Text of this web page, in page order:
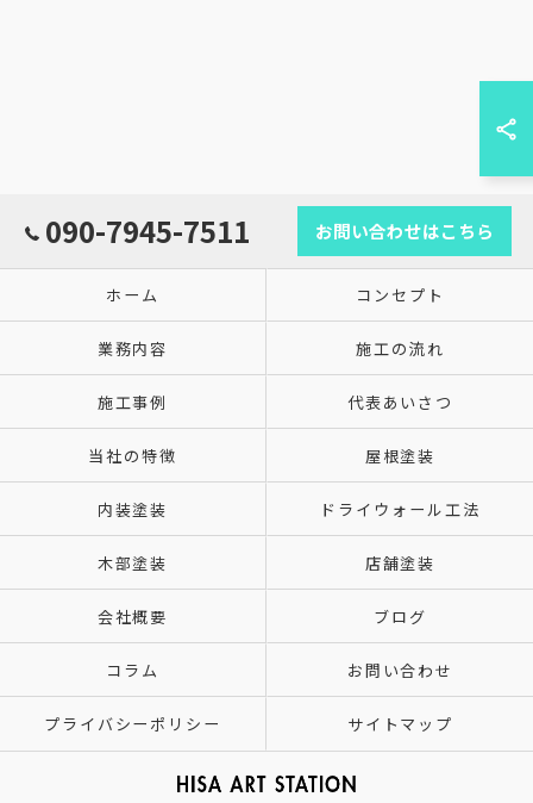
090-7945-7511 お問い合わせはこちら
ホーム コンセプト
業務内容 施工の流れ
施工事例 代表あいさつ
当社の特徴 屋根塗装
内装塗装 ドライウォール工法
木部塗装 店舗塗装
会社概要 ブログ
コラム お問い合わせ
プライバシーポリシー サイトマップ